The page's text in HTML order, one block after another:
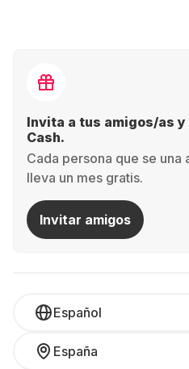
Invita a tus amigos/as
Cash.
Cada persona que se una
lleva un mes gratis.
Invitar amigos
Español
España